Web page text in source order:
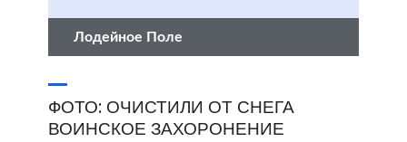
Лодейное Поле
ФОТО: ОЧИСТИЛИ ОТ СНЕГА
ВОИНСКОЕ ЗАХОРОНЕНИЕ